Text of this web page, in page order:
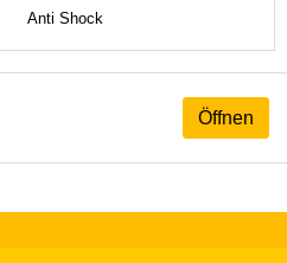
Anti Shock
Öffnen